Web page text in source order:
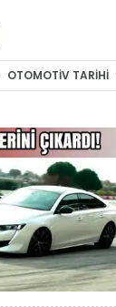
OTOMOTİV TARİHİ